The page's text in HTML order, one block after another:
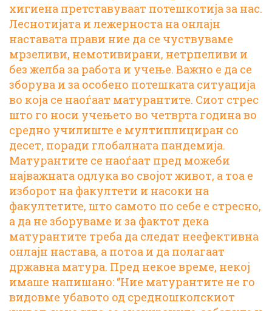
хигиена претставуваат потешкотија за нас.
Леснотијата и лежерноста на онлајн
наставата прави ние да се чуствуваме
мрзеливи, немотивирани, нетрпеливи и
без желба за работа и учење. Важно е да се
зборува и за особено потешката ситуација
во која се наоѓаат матурантите. Сиот стрес
што го носи учењето во четврта година во
средно училиште е мултиплициран со
десет, поради глобалната пандемија.
Матурантите се наоѓаат пред можеби
најважната одлука во својот живот, а тоа е
изборот на факултети и насоки на
факултетите, што самото по себе е стресно,
а да не зборуваме и за фактот дека
матурантите треба да следат неефективна
онлајн настава, а потоа и да полагаат
државна матура. Пред некое време, некој
имаше напишано: ‘’Ние матурантите не го
видовме убавото од средношколскиот